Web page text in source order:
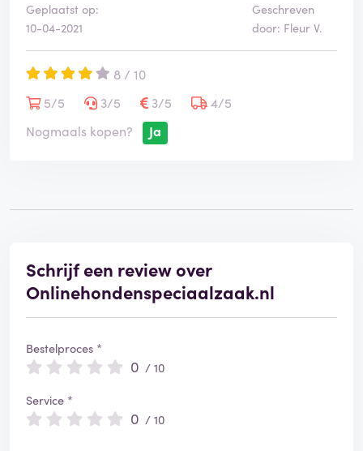
g
e
i
r
d
Geplaatst op:
10-04-2021
Geschreven
door: Fleur V.
8 / 10
5/5
3/5 3/5
4/5
Nogmaals kopen?
Ja
Schrijf een review over
Onlinehondenspeciaalzaak.nl
Bestelproces *
0 / 10
Service *
0 / 10